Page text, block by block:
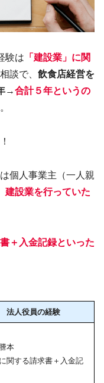
験は 「建設業」に関
談で、 飲食店経営を
→合計５年というの
個人事業主（一人親
建設業を行っていた
＋入金記録といった
法人役員の経験
本
関する請求書＋入金記